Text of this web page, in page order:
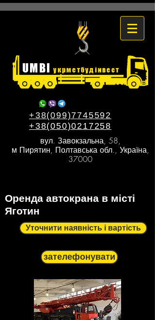
UMBI укрметбудінвест
+38(099)7745592
+38(050)0217258
вул. Завокзальна, 58,
м Пирятин, Полтавська обл., Україна,
37000
Оренда автокрана в місті
Яготин
Уточнити наявність і вартість
зателефонувати